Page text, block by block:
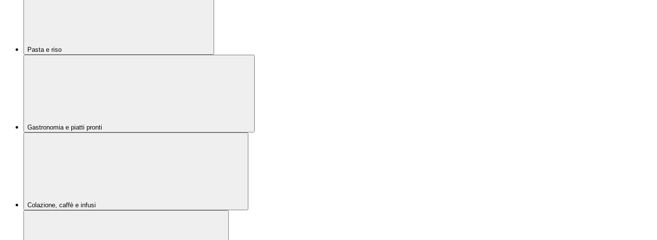
Pasta e riso
Gastronomia e piatti pronti
Colazione, caffè e infusi